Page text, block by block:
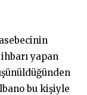
yapan
bu kişiyle